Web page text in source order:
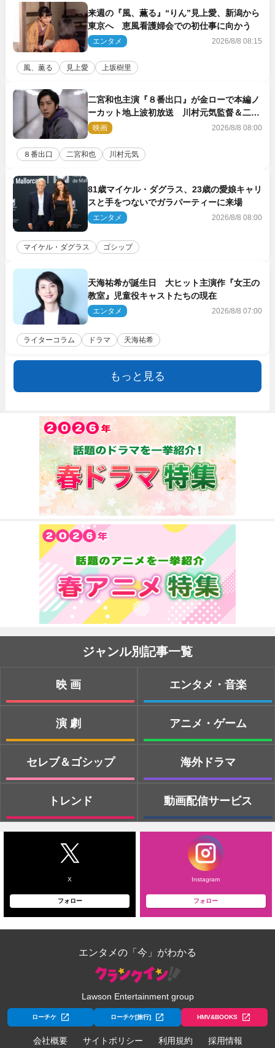
来週の『風、薫る』“りん”見上愛、新潟から
東京へ 恵風看護婦会での初仕事に向かう
エンタメ 2026/8/8 08:15
風、薫る 見上愛 上坂樹里
二宮和也主演『８番出口』が金ローで本編ノ
ーカット地上波初放送 川村元気監督＆二宮
コメント到着
映画 2026/8/8 08:00
８番出口 二宮和也 川村元気
81歳マイケル・ダグラス、23歳の愛娘キャリ
スと手をつないでガラパーティーに来場
エンタメ 2026/8/8 08:00
マイケル・ダグラス ゴシップ
天海祐希が誕生日 大ヒット主演作『女王の
教室』児童役キャストたちの現在
エンタメ 2026/8/8 07:00
ライターコラム ドラマ 天海祐希
もっと見る
ジャンル別記事一覧
映画
演劇
セレブ＆ゴシップ
トレンド
エンタメ・音楽
アニメ・ゲーム
海外ドラマ
動画配信サービス
X
フォロー
Instagram
フォロー
エンタメの「今」がわかる
Lawson Entertainment group
ローチケ ローチケ[旅行] HMV&BOOKS
会社概要 サイトポリシー 利用規約 採用情報